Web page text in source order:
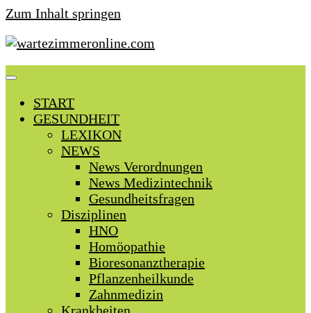
Zum Inhalt springen
START
GESUNDHEIT
LEXIKON
NEWS
News Verordnungen
News Medizintechnik
Gesundheitsfragen
Disziplinen
HNO
Homöopathie
Bioresonanztherapie
Pflanzenheilkunde
Zahnmedizin